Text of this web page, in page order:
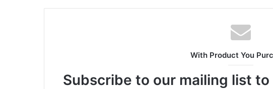
With Product You
Subscribe to our mailing list